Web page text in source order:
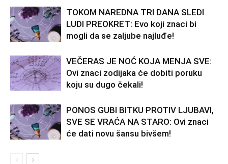
TOKOM NAREDNA TRI DANA SLEDI
LUDI PREOKRET: Evo koji znaci bi
mogli da se zaljube najluđe!
VEČERAS JE NOĆ KOJA MENJA SVE:
Ovi znaci zodijaka će dobiti poruku
koju su dugo čekali!
PONOS GUBI BITKU PROTIV LJUBAVI,
SVE SE VRAĆA NA STARO: Ovi znaci
će dati novu šansu bivšem!